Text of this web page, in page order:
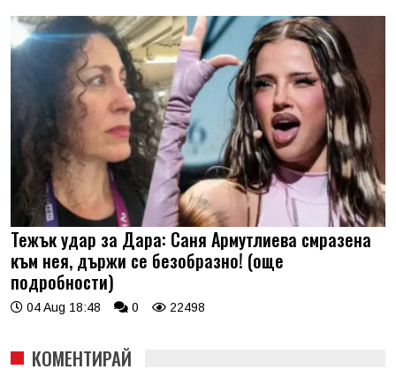
Тежък удар за Дара: Саня Армутлиева смразена
към нея, държи се безобразно! (още
подробности)
04 Aug 18:48 0 22498
КОМЕНТИРАЙ